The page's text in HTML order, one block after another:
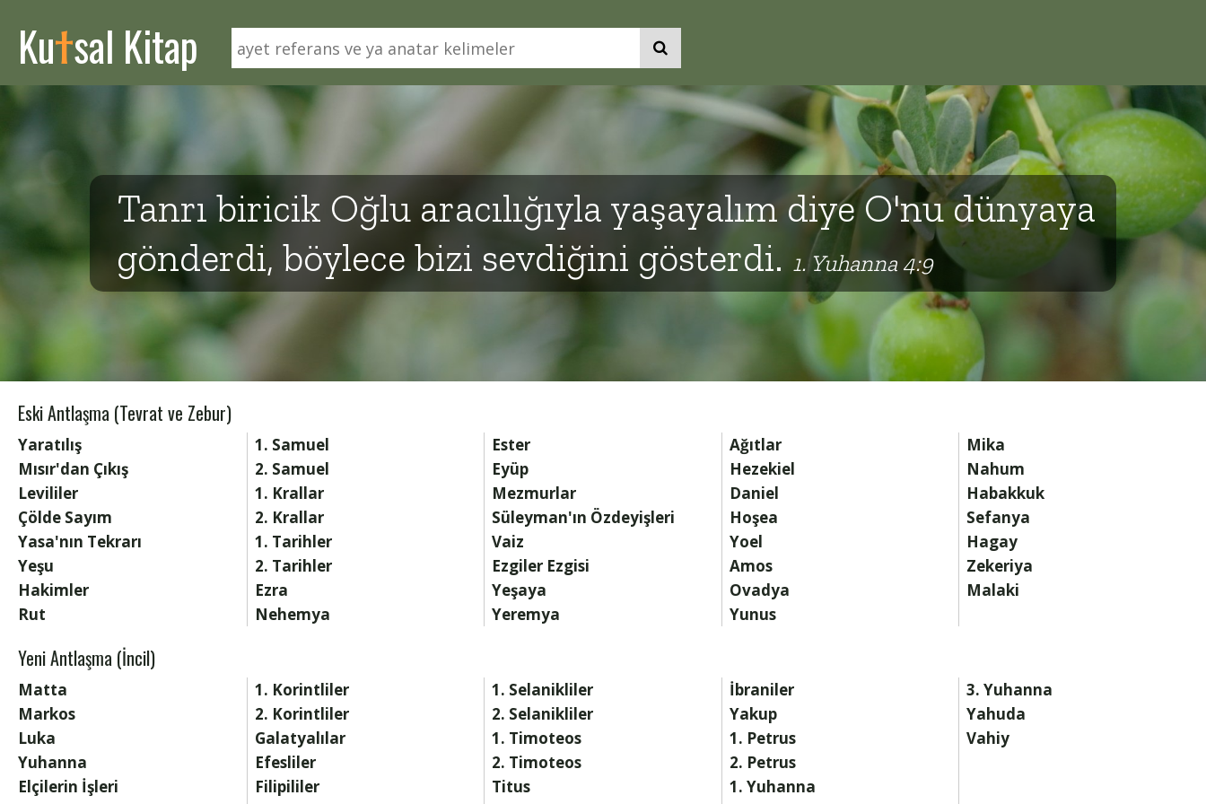
Kutsal Kitap
Tanrı biricik Oğlu aracılığıyla yaşayalım diye O'nu dünyaya
gönderdi, böylece bizi sevdiğini gösterdi. 1. Yuhanna 4:9
Eski Antlaşma (Tevrat ve Zebur)
Yaratılış
Mısır'dan Çıkış
Levililer
Çölde Sayım
Yasa'nın Tekrarı
Yeşu
Hakimler
Rut
1. Samuel
2. Samuel
1. Krallar
2. Krallar
1. Tarihler
2. Tarihler
Ezra
Nehemya
Ester
Eyüp
Mezmurlar
Süleyman'ın Özdeyişleri
Vaiz
Ezgiler Ezgisi
Yeşaya
Yeremya
Ağıtlar
Hezekiel
Daniel
Hoşea
Yoel
Amos
Ovadya
Yunus
Mika
Nahum
Habakkuk
Sefanya
Hagay
Zekeriya
Malaki
Yeni Antlaşma (İncil)
Matta
Markos
Luka
Yuhanna
Elçilerin İşleri
1. Korintliler
2. Korintliler
Galatyalılar
Efesliler
Filipililer
1. Selanikliler
2. Selanikliler
1. Timoteos
2. Timoteos
Titus
İbraniler
Yakup
1. Petrus
2. Petrus
1. Yuhanna
3. Yuhanna
Yahuda
Vahiy